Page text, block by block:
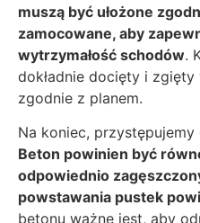
muszą być ułożone
zamocowane, aby
wytrzymałość schodów.
dokładnie docięty i
zgodnie z planem.
Na koniec,
Beton powinien być
odpowiednio
powstawania pustek
betonu ważne jest, aby